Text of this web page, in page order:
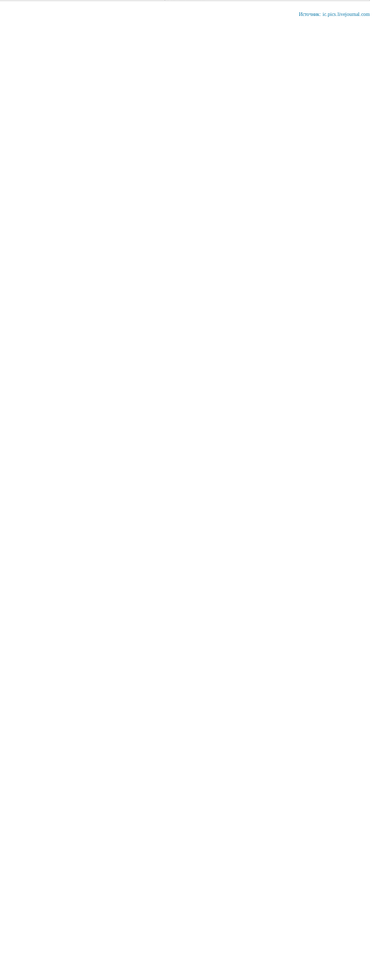
Источник: ic.pics.livejournal.com